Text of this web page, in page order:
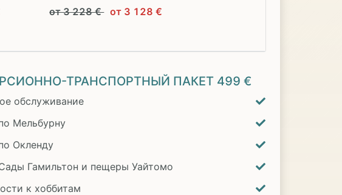
от 3 228 € от 3 128 €
ТРАНСПОРТНЫЙ ПАКЕТ 499 €
обслуживание
Мельбурну
Окленду
Гамильтон и пещеры Уайтомо
к хоббитам